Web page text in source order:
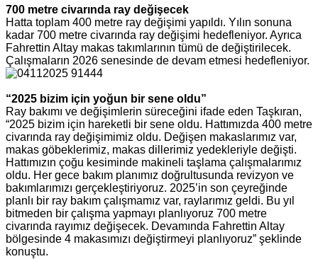
700 metre civarında ray değişecek
Hatta toplam 400 metre ray değişimi yapıldı. Yılın sonuna
kadar 700 metre civarında ray değişimi hedefleniyor. Ayrıca
Fahrettin Altay makas takımlarının tümü de değiştirilecek.
Çalışmaların 2026 senesinde de devam etmesi hedefleniyor.
“2025 bizim için yoğun bir sene oldu”
Ray bakımı ve değişimlerin süreceğini ifade eden Taşkıran,
“2025 bizim için hareketli bir sene oldu. Hattımızda 400 metre
civarında ray değişimimiz oldu. Değişen makaslarımız var,
makas göbeklerimiz, makas dillerimiz yedekleriyle değişti.
Hattımızın çoğu kesiminde makineli taşlama çalışmalarımız
oldu. Her gece bakım planımız doğrultusunda revizyon ve
bakımlarımızı gerçekleştiriyoruz. 2025’in son çeyreğinde
planlı bir ray bakım çalışmamız var, raylarımız geldi. Bu yıl
bitmeden bir çalışma yapmayı planlıyoruz 700 metre
civarında rayımız değişecek. Devamında Fahrettin Altay
bölgesinde 4 makasımızı değiştirmeyi planlıyoruz” şeklinde
konuştu.